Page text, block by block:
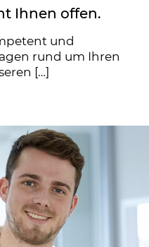
Ihnen offen.
und
rund um Ihren
[…]